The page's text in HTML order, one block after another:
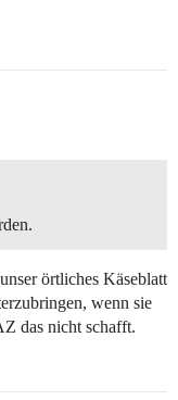
örtliches Käseblatt
wenn sie
das nicht schafft.